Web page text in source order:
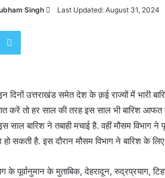
Singh
Send
Last Updated: August 31, 2024
Twitter
दिनों उत्तराखंड समेत देश के क़ई राज्यों में भारी
करें तो हर साल की तरह इस साल भी बारिश
साल बारिश ने तबाही मचाई है. वहीं मौसम विभाग
हो सकती है. इस दौरान मौसम विभाग ने बारिश के
के पूर्वानुमान के मुताबिक, देहरादून, रुद्रप्रयाग,
November 16, 2023
के दुगड्डा मार्ग पर हादसा, हाथी को देखकर